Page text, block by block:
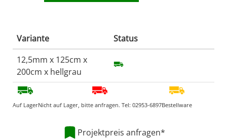
Variante
Status
12,5mm x 125cm x
200cm x hellgrau
Auf LagerNicht auf Lager, bitte anfragen. Tel: 02953-6897Bestellware
Projektpreis anfragen*